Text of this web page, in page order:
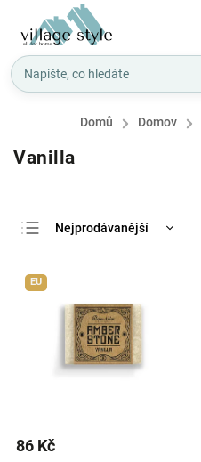
Domů / Domov /
Vanilla
Nejprodávanější
Abecedně
EU
86 Kč